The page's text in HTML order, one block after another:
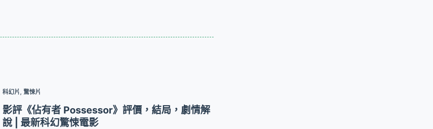
科幻片 ,驚悚片
影評《佔有者 Possessor》評價，結局，劇情解
說 | 最新科幻驚悚電影